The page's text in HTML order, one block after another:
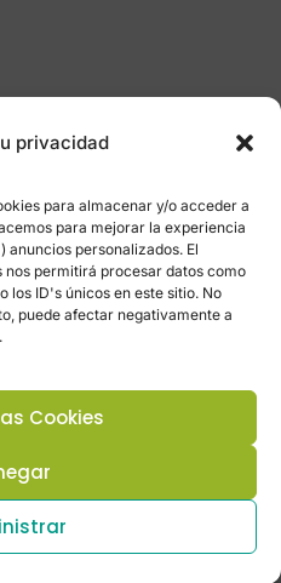
privacidad
para almacenar y/o acceder a
para mejorar la experiencia
personalizados. El
permitirá procesar datos como
los ID's únicos en este sitio. No
puede afectar negativamente a
Cookies